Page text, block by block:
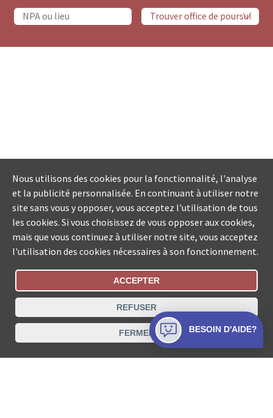
Statut De La Commande
Recherche des offices de Suisse
Protection des données Mentions légales
Conditions d’utilisation Contact
Nous utilisons des cookies pour la fonctionnalité, l'analyse
et la publicité personnalisée. En continuant à utiliser notre
site sans vous y opposer, vous acceptez l'utilisation de tous
les cookies. Si vous choisissez de vous opposer aux cookies,
mais que vous continuez à utiliser notre site, vous acceptez
l'utilisation des cookies nécessaires à son fonctionnement.
ACCEPTER
REFUSER
FERMER BESOIN D'AIDE?